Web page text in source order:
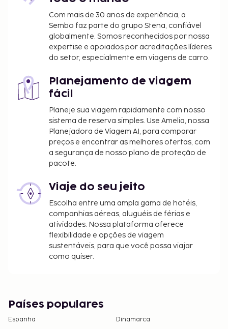
Com mais de 30 anos de experiência, a
Sembo faz parte do grupo Stena, confiável
globalmente. Somos reconhecidos por nossa
expertise e apoiados por acreditações líderes
do setor, especialmente em viagens de carro.
Planejamento de viagem
fácil
Planeje sua viagem rapidamente com nosso
sistema de reserva simples. Use Amelia, nossa
Planejadora de Viagem AI, para comparar
preços e encontrar as melhores ofertas, com
a segurança de nosso plano de proteção de
pacote.
Viaje do seu jeito
Escolha entre uma ampla gama de hotéis,
companhias aéreas, aluguéis de férias e
atividades. Nossa plataforma oferece
flexibilidade e opções de viagem
sustentáveis, para que você possa viajar
como quiser.
Países populares
Espanha
Dinamarca